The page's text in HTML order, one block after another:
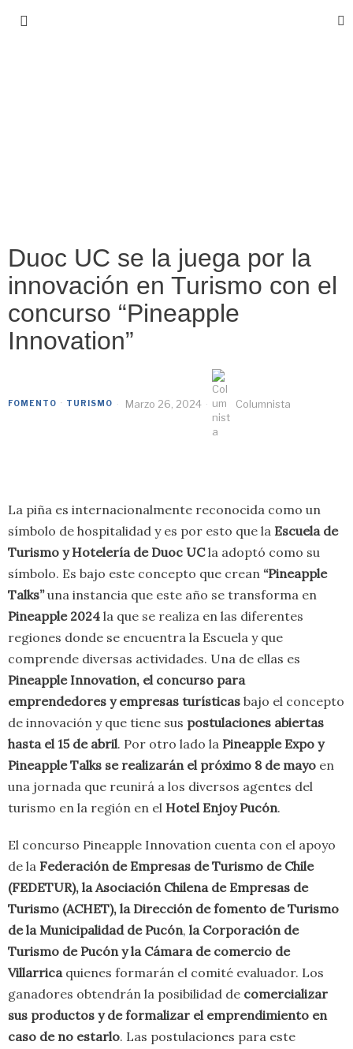
Duoc UC se la juega por la
innovación en Turismo con el
concurso “Pineapple
Innovation”
FOMENTO · TURISMO Marzo 26, 2024 Columnista
La piña es internacionalmente reconocida como un
símbolo de hospitalidad y es por esto que la Escuela de
Turismo y Hotelería de Duoc UCla adoptó como su
símbolo. Es bajo este concepto que crean “Pineapple
Talks”una instancia que este año se transforma en
Pineapple 2024 la que se realiza en las diferentes
regiones donde se encuentra la Escuela y que
comprende diversas actividades. Una de ellas es
Pineapple Innovation, el concurso para
emprendedores y empresas turísticas bajo el concepto
de innovación y que tiene sus postulaciones abiertas
hasta el 15 de abril. Por otro lado la Pineapple Expo y
Pineapple Talks se realizarán el próximo 8 de mayo en
una jornada que reunirá a los diversos agentes del
turismo en la región en el Hotel Enjoy Pucón.
El concurso Pineapple Innovation cuenta con el apoyo
de la Federación de Empresas de Turismo de Chile
(FEDETUR), la Asociación Chilena de Empresas de
Turismo (ACHET), la Dirección de fomento de Turismo
de la Municipalidad de Pucón, la Corporación de
Turismo de Pucón y la Cámara de comercio de
Villarricaquienes formarán el comité evaluador. Los
ganadores obtendrán la posibilidad de comercializar
sus productos y de formalizar el emprendimiento en
caso de no estarlo. Las postulaciones para este